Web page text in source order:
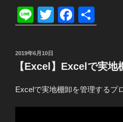
Li
n
e
T
wi
er
F
a
e
o
o
有
投
日:
2019年6月10日
【Excel】Excelで実地
Excelで実地棚卸を管理するプ